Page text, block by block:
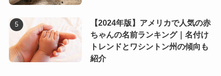
【2024年版】アメリカで人気の赤
ちゃんの名前ランキング｜名付け
トレンドとワシントン州の傾向も
紹介